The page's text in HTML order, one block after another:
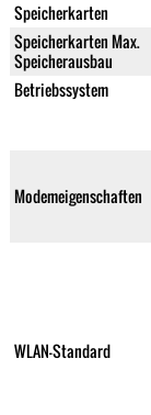
Speicherkarten
Speicherkarten Max.
Speicherausbau
Betriebssystem
Modemeigenschaften
WLAN-Standard